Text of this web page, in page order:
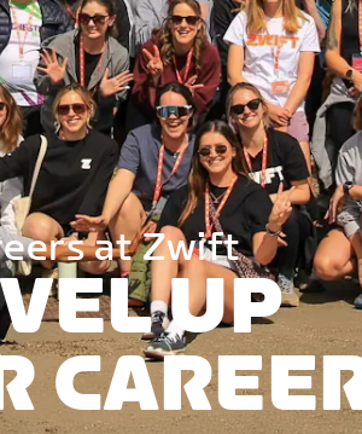
at Zwift
UP